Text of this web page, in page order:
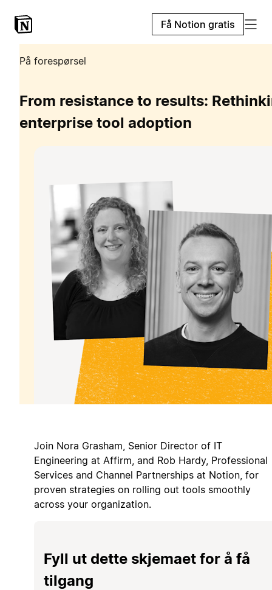
Få Notion gratis
På forespørsel
From resistance to results:
enterprise tool adoption
Join Nora Grasham, Senior Director of IT
Engineering at Affirm, and Rob Hardy, Professional
Services and Channel Partnerships at Notion, for
proven strategies on rolling out tools smoothly
across your organization.
Fyll ut dette skjemaet for å få
tilgang